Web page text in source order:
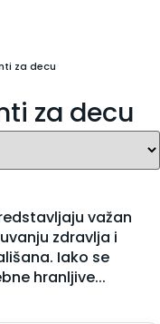
za decu
za decu
važan
zdravlja i
Iako se
hranljive...